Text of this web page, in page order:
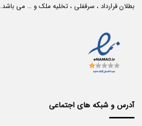
بطلان قرارداد ، سرقفلی ، تخلیه ملک و … می باشد.
آدرس و شبکه های اجتماعی